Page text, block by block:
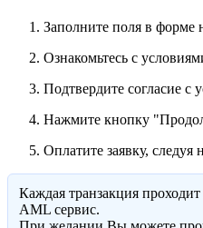
Заполните поля в форме
Ознакомьтесь с
Подтвердите согласие с
Нажмите кнопку
Оплатите заявку,
Каждая транзакция
AML сервис.